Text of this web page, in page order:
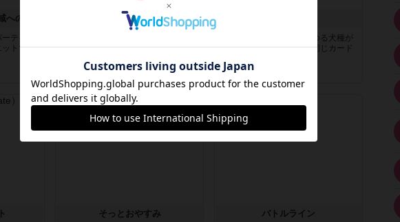
への門
テイル
ットであ
ビブリオス
ームはどうですか？」と提案されて
狩猟犬や愛玩犬まであらゆる犬種が
カード化され一枚として同じカード
レビュー
そっとおやすみ バトルライン